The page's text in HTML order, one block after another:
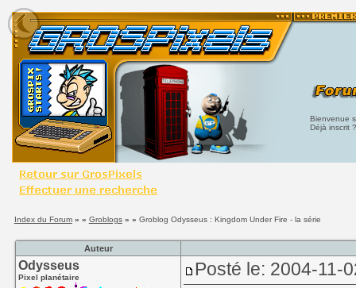
Bienvenue
Déjà inscrit
Index du Forum» » Groblogs» » Groblog Odysseus : Kingdom Under Fire - la série
Auteur
Odysseus
Pixel planétaire Posté le: 2004-11-